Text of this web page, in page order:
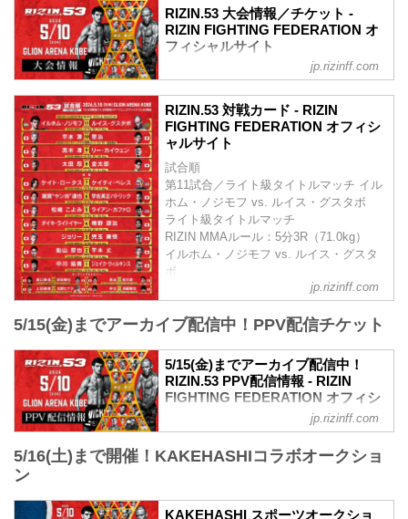
RIZIN.53 大会情報／チケット -
RIZIN FIGHTING FEDERATION オ
フィシャルサイト
【Trailer】RIZIN.53 | イルホム・ノジモフ
vs. ルイス・グスタボ
youtu.be
開催日時
2026年5月10日（日）12:00開場／14:00開
始
※オープニングファイトは11:30開始予定
終了予定時間
20:00〜21:00頃
予定時間が前後することがありますので
会場
GLION ARENA KOBE
阪急「神戸三宮駅」：徒歩 約18分
阪神「神戸三宮駅」：徒歩 約1...
jp.rizinff.com
RIZIN.53 対戦カード - RIZIN
FIGHTING FEDERATION オフィシ
ャルサイト
試合順
第11試合／ライト級タイトルマッチ イル
ホム・ノジモフ vs. ルイス・グスタボ
ライト級タイトルマッチ
RIZIN MMAルール：5分3R（71.0kg）
イルホム・ノジモフ vs. ルイス・グスタ
ボ
3分 3R（無差別級）
平本蓮 vs. 皇治
第9試合／高木凌 vs. リー・カイウェン
RIZIN MMAルール：5分3R（66.0kg）
jp.rizinff.com
5/15(金)までアーカイブ配信中！PPV配信チケット
5/15(金)までアーカイブ配信中！
RIZIN.53 PPV配信情報 - RIZIN
FIGHTING FEDERATION オフィシ
（金）12時よりRIZIN 100 CLUB、RIZIN
売開始）
jp.rizinff.com
5/16(土)まで開催！KAKEHASHIコラボオークショ
ン
KAKEHASHI スポーツオークショ